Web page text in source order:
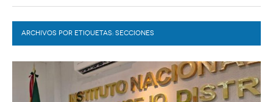
GÓMEZ PALACIO
LERDO
DURANGO
DEPORTES
COLABORADORES
ARCHIVOS POR ETIQUETAS: SECCIONES